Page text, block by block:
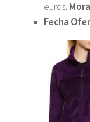
euros.
Fecha